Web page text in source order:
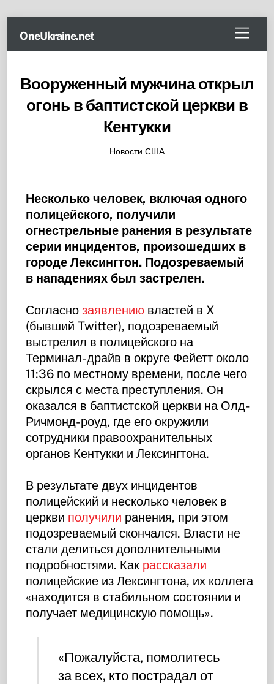
content
Menu
OneUkraine.net
Вооруженный мужчина открыл
огонь в баптистской церкви в
Кентукки
Новости США
Несколько человек, включая одного
полицейского, получили
огнестрельные ранения в результате
серии инцидентов, произошедших в
городе Лексингтон. Подозреваемый
в нападениях был застрелен.
Согласнозаявлению властей в X
(бывший Twitter), подозреваемый
выстрелил в полицейского на
Терминал-драйв в округе Фейетт около
11:36 по местному времени, после чего
скрылся с места преступления. Он
оказался в баптистской церкви на Олд-
Ричмонд-роуд, где его окружили
сотрудники правоохранительных
органов Кентукки и Лексингтона.
В результате двух инцидентов
полицейский и несколько человек в
церкви получили ранения, при этом
подозреваемый скончался. Власти не
стали делиться дополнительными
подробностями. Как рассказали
полицейские из Лексингтона, их коллега
«находится в стабильном состоянии и
получает медицинскую помощь».
«Пожалуйста, помолитесь
за всех, кто пострадал от